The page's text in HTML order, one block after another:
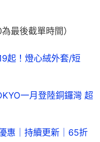
最後截單時間）
起！燈心絨外套/短
一月登陸銅鑼灣 超
惠｜持續更新｜65折